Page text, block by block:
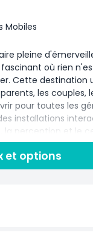
Mobiles
pleine
où rien
Cette destination
les couples,
pour toutes les
installations
perception et le
où un cylindre
Admirez la salle
qui déforment les
facile de tromper
amusants
et options